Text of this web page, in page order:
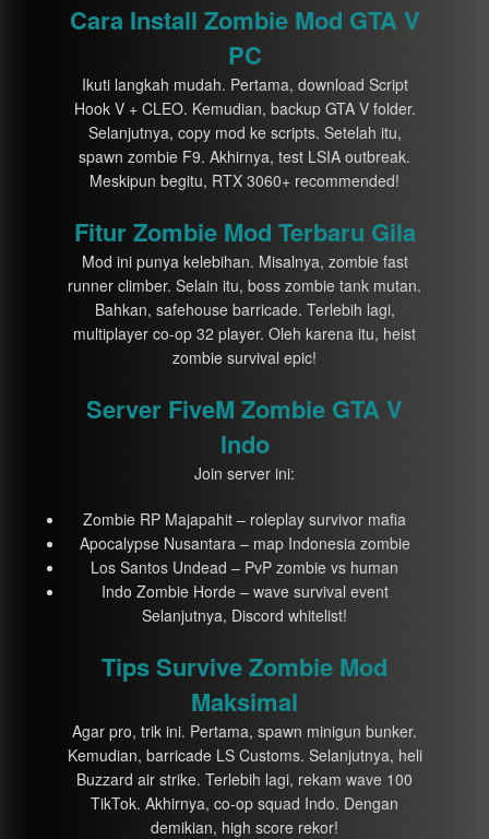
Cara Install Zombie Mod GTA V
PC
Ikuti langkah mudah. Pertama, download Script
Hook V + CLEO. Kemudian, backup GTA V folder.
Selanjutnya, copy mod ke scripts. Setelah itu,
spawn zombie F9. Akhirnya, test LSIA outbreak.
Meskipun begitu, RTX 3060+ recommended!
Fitur Zombie Mod Terbaru Gila
Mod ini punya kelebihan. Misalnya, zombie fast
runner climber. Selain itu, boss zombie tank mutan.
Bahkan, safehouse barricade. Terlebih lagi,
multiplayer co-op 32 player. Oleh karena itu, heist
zombie survival epic!
Server FiveM Zombie GTA V
Indo
Join server ini:
Zombie RP Majapahit – roleplay survivor mafia
Apocalypse Nusantara – map Indonesia zombie
Los Santos Undead – PvP zombie vs human
Indo Zombie Horde – wave survival event
Selanjutnya, Discord whitelist!
Tips Survive Zombie Mod
Maksimal
Agar pro, trik ini. Pertama, spawn minigun bunker.
Kemudian, barricade LS Customs. Selanjutnya, heli
Buzzard air strike. Terlebih lagi, rekam wave 100
TikTok. Akhirnya, co-op squad Indo. Dengan
demikian, high score rekor!